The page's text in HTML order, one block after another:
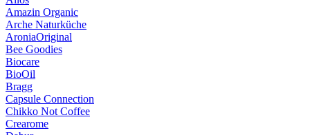
Amazin Organic
Arche Naturküche
AroniaOriginal
Bee Goodies
Biocare
BioOil
Bragg
Capsule Connection
Chikko Not Coffee
Crearome